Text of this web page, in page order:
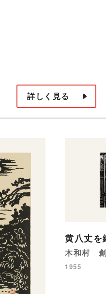
詳しく見る
黄八丈を
木和村
1955